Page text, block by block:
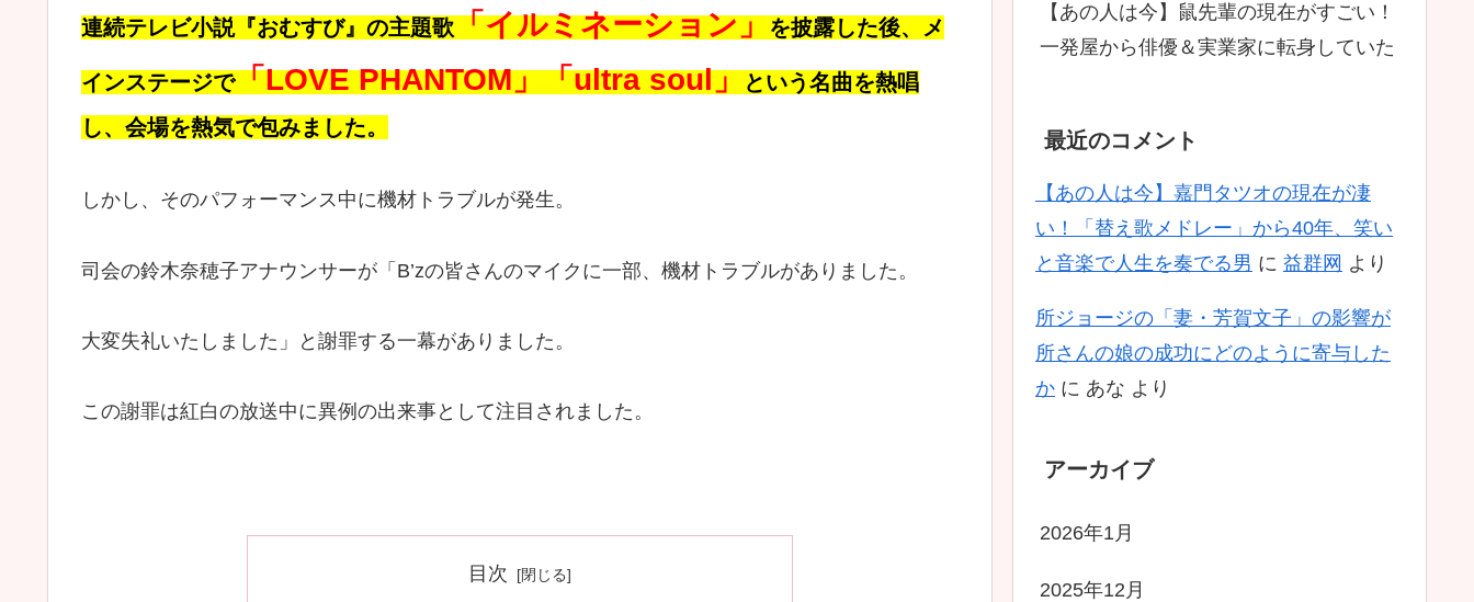
連続テレビ小説『おむすび』の主題歌「イルミネーション」を披露した後、メ
インステージで「LOVE PHANTOM」「ultra soul」という名曲を熱唱
し、会場を熱気で包みました。
しかし、そのパフォーマンス中に機材トラブルが発生。
司会の鈴木奈穂子アナウンサーが「B’zの皆さんのマイクに一部、機材トラブルがありました。
大変失礼いたしました」と謝罪する一幕がありました。
この謝罪は紅白の放送中に異例の出来事として注目されました。
目次
【あの人は今】鼠先輩の現在がすごい！
一発屋から俳優＆実業家に転身していた
最近のコメント
【あの人は今】嘉門タツオの現在が凄
い！「替え歌メドレー」から40年、笑い
と音楽で人生を奏でる男 に 益群网 より
所ジョージの「妻・芳賀文子」の影響が
所さんの娘の成功にどのように寄与した
か に あな より
アーカイブ
2026年1月
2025年12月